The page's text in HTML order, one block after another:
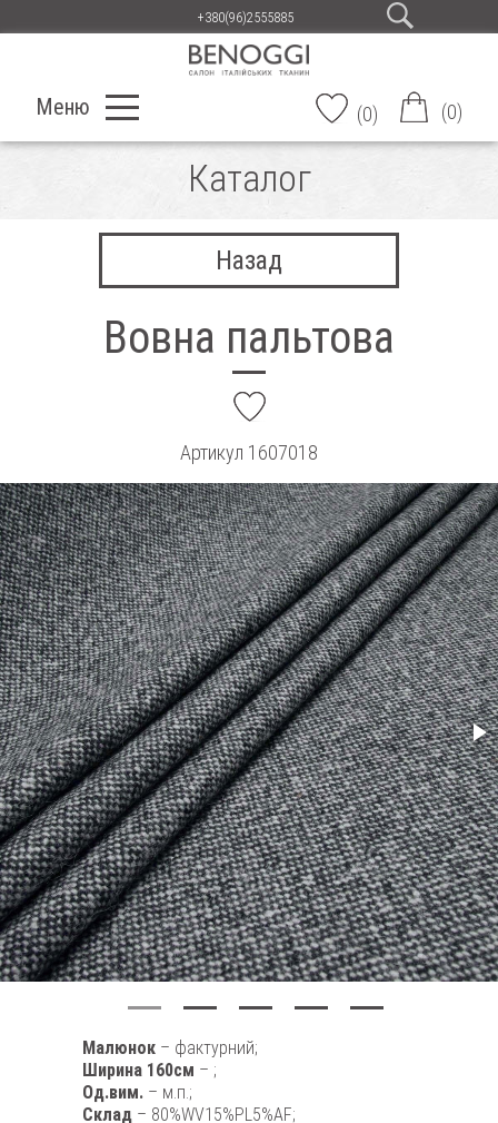
+380(96)2555885
Меню (0) (0)
Каталог
Назад
Вовна пальтова
Артикул 1607018
Малюнок – фактурний;
Ширина 160см – ;
Од.вим. – м.п.;
Склад – 80%WV15%PL5%AF;